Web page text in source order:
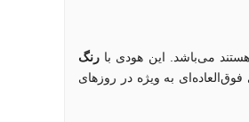
می‌باشد. این هودی با رنگ
به ویژه در روزهای